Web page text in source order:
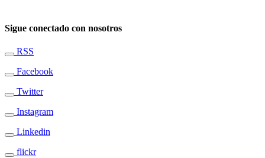
Sigue conectado con nosotros
RSS
Facebook
Twitter
Instagram
Linkedin
flickr